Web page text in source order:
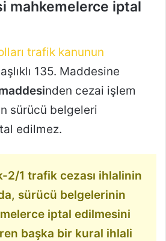
mahkemelerce iptal
trafik kanunun
135. Maddesine
nden cezai işlem
sürücü belgeleri
edilmez.
2/1 trafik cezası ihlalinin
sürücü belgelerinin
iptal edilmesini
başka bir kural ihlali